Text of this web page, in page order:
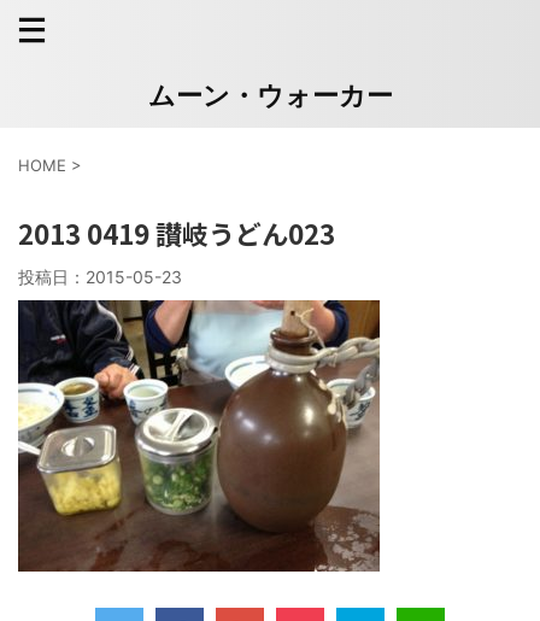
ムーン・ウォーカー
HOME >
2013 0419 讃岐うどん023
投稿日： 2015-05-23